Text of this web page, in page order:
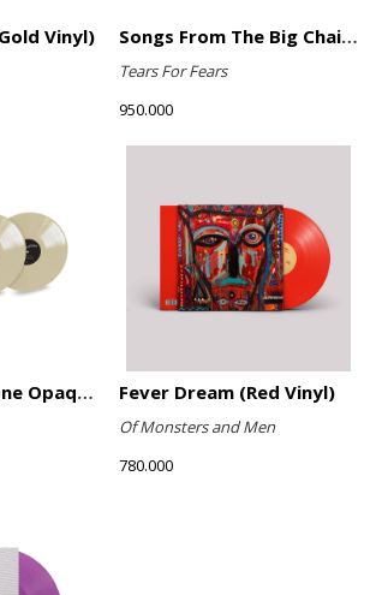
Vinyl) Songs From The Big Chair (Picture Disc)
Tears For Fears
950.000
Rising Down (Bone Opaque Vinyl) Fever Dream (Red Vinyl)
Of Monsters and Men
780.000